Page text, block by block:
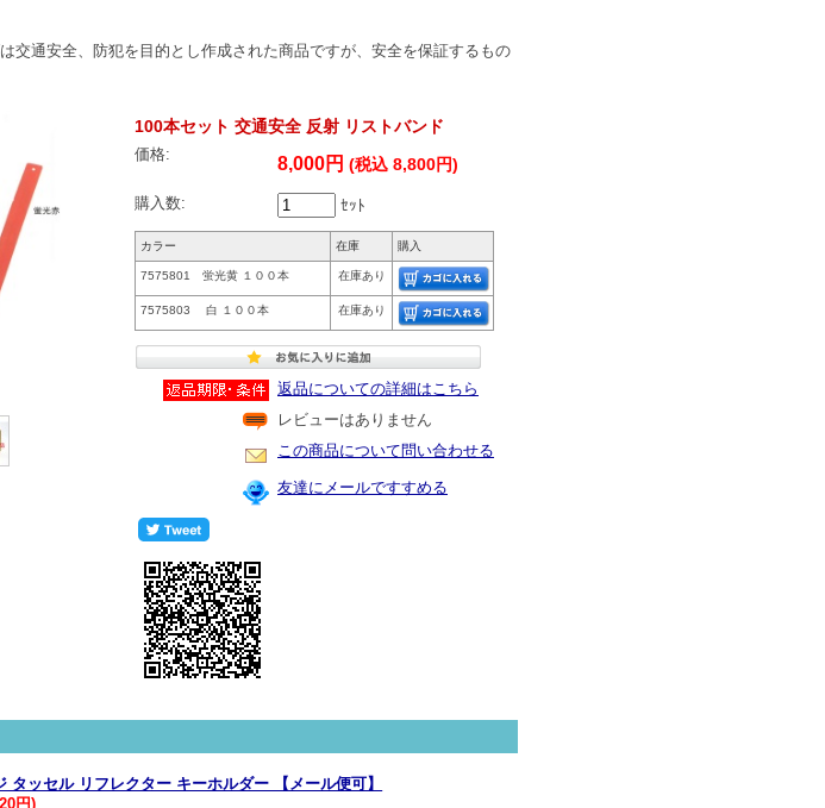
交通安全、防犯を目的とし作成された商品ですが、安全を保証するもの
100本セット 交通安全 反射 リストバンド
価格: 8,000円 (税込 8,800円)
購入数: ｾｯﾄ
カラー 在庫 購入
7575801 蛍光黄 １００本 在庫あり
7575803 白 １００本 在庫あり
返品についての詳細はこちら
レビューはありません
この商品について問い合わせる
友達にメールですすめる
タッセル リフレクター キーホルダー 【メール便可】
円)